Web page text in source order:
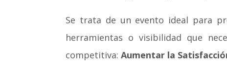
Se trata de un evento ideal para
herramientas o visibilidad que
competitiva:Aumentar la